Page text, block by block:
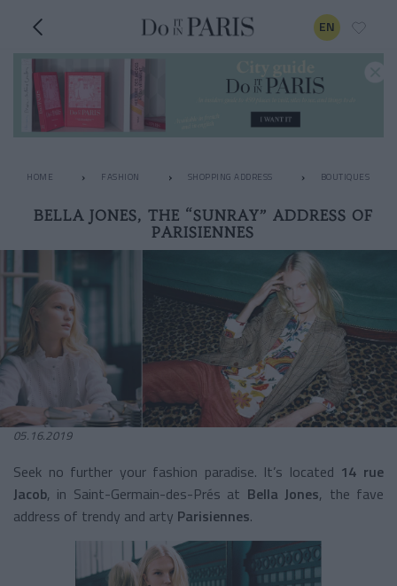
EN
HOME FASHION SHOPPING ADDRESS BOUTIQUES
BELLA JONES, THE “SUNRAY” ADDRESS OF
PARISIENNES
05.16.2019
Seek no further your fashion paradise. It’s located 14 rue
Jacob, in Saint-Germain-des-Prés at Bella Jones, the fave
address of trendy and arty Parisiennes.